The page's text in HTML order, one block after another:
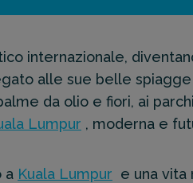
internazionale,
alle sue belle
da olio e fiori, ai
Lumpur , moderna e
a Kuala Lumpur e una